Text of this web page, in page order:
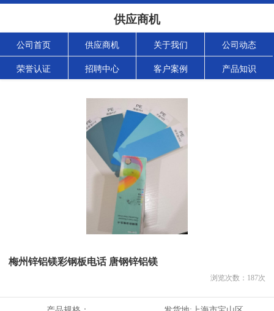
供应商机
公司首页 供应商机 关于我们 公司动态
荣誉认证 招聘中心 客户案例 产品知识
梅州锌铝镁彩钢板电话 唐钢锌铝镁
浏览次数： 187次